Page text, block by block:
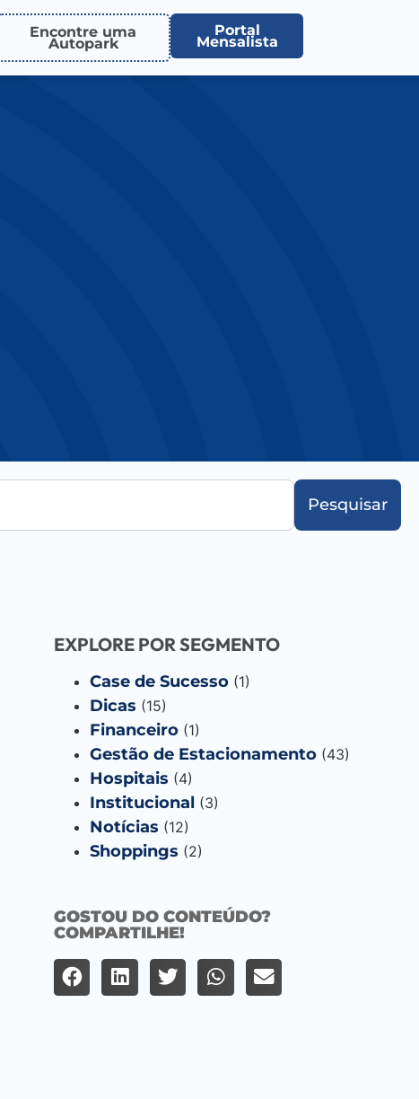
Encontre uma
Autopark
Portal
Mensalista
Pesquisar
EXPLORE POR SEGMENTO
Case de Sucesso(1)
Dicas (15)
Financeiro(1)
Gestão de Estacionamento(43)
Hospitais (4)
Institucional (3)
Notícias (12)
Shoppings (2)
GOSTOU DO CONTEÚDO?
COMPARTILHE!